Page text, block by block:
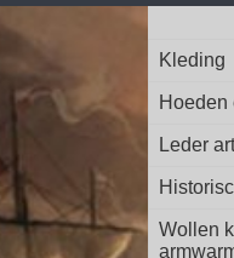
Kleding
Hoeden
Leder
Wollen